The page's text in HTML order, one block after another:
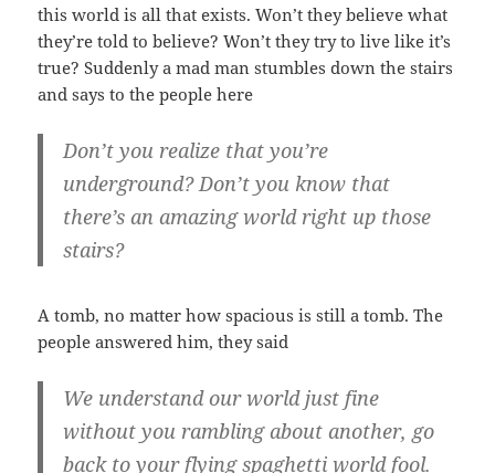
this world is all that exists. Won’t they believe what
they’re told to believe? Won’t they try to live like it’s
true? Suddenly a mad man stumbles down the stairs
and says to the people here
Don’t you realize that you’re
underground? Don’t you know that
there’s an amazing world right up those
stairs?
A tomb, no matter how spacious is still a tomb. The
people answered him, they said
We understand our world just fine
without you rambling about another, go
back to your flying spaghetti world fool.